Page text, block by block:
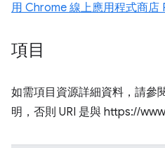
用 Chrome 線上應用程式商店
項目
如需項目資源詳細資料，請參
明，否則 URI 是與 https://